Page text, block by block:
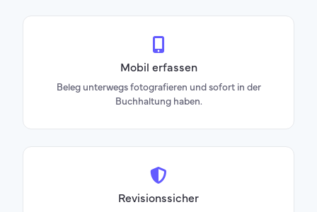
Mobil erfassen
Beleg unterwegs fotografieren und sofort in der
Buchhaltung haben.
Revisionssicher